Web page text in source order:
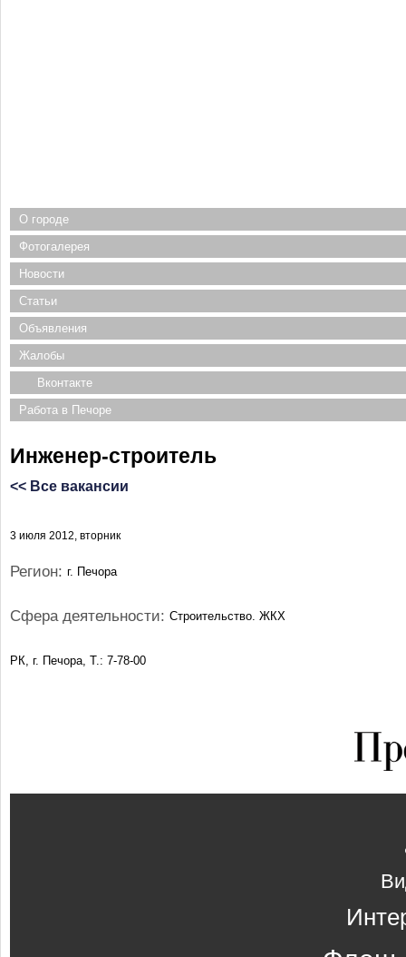
О городе
Фотогалерея
Новости
Статьи
Объявления
Жалобы
Вконтакте
Работа в Печоре
Инженер-строитель
<< Все вакансии
3 июля 2012, вторник
Регион: г. Печора
Сфера деятельности: Строительство. ЖКХ
РК, г. Печора, Т.: 7-78-00